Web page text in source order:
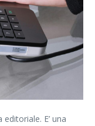
E’ una